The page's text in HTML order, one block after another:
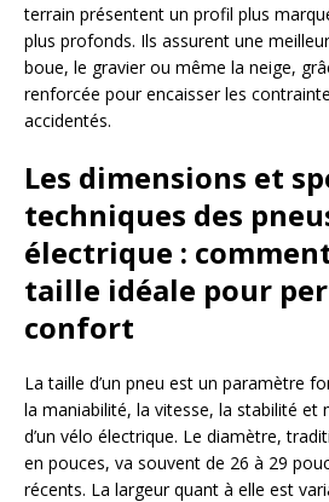
terrain présentent un profil plus
plus profonds. Ils assurent une
boue, le gravier ou même la neige,
renforcée pour encaisser les
accidentés.
Les dimensions et
techniques des
électrique :
taille idéale pour
confort
La taille d’un pneu est un paramètre
la maniabilité, la vitesse, la stabilité et
d’un vélo électrique. Le diamètre,
en pouces, va souvent de 26 à 29
récents. La largeur quant à elle est